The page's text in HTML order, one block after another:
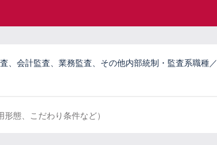
、会計監査、業務監査、その他内部統制・監査系職種／
形態、こだわり条件など）